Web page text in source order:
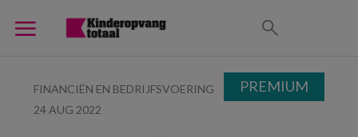
FINANCIËN EN BEDRIJFSVOERING
24 AUG 2022
PREMIUM